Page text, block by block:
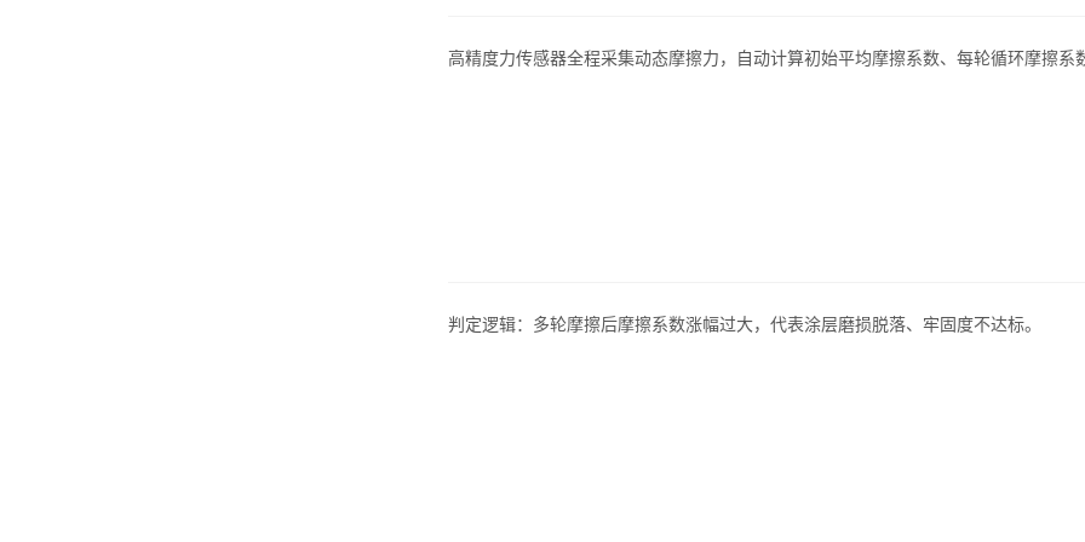
高精度力传感器全程采集动态摩擦力，自动计算初始平均摩擦系数、每轮循环摩擦系
判定逻辑：多轮摩擦后摩擦系数涨幅过大，代表涂层磨损脱落、牢固度不达标。